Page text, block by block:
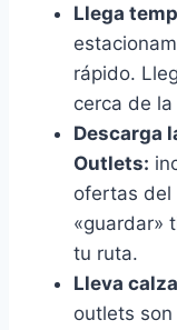
Llega
rápido.
cerca de
Descarga
Outlets:
ofertas del
«guardar»
tu ruta.
Lleva
outlets